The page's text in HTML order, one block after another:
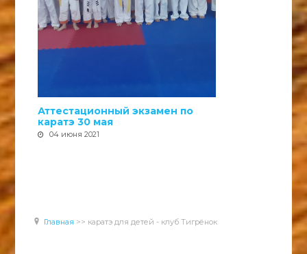
Аттестационный экзамен по
каратэ 30 мая
04 июня 2021
Главная >> каратэ для детей - клуб Тигрёнок